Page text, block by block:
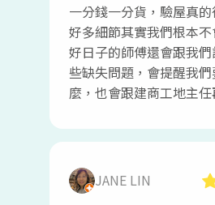
一分錢一分貨，驗屋真
好多細節其實我們根本不
好日子的師傅還會跟我
些缺失問題，會提醒我
麼，也會跟建商工地主
告………好日子的師傅專
推，大推👍👍👍👍👍
JANE LIN